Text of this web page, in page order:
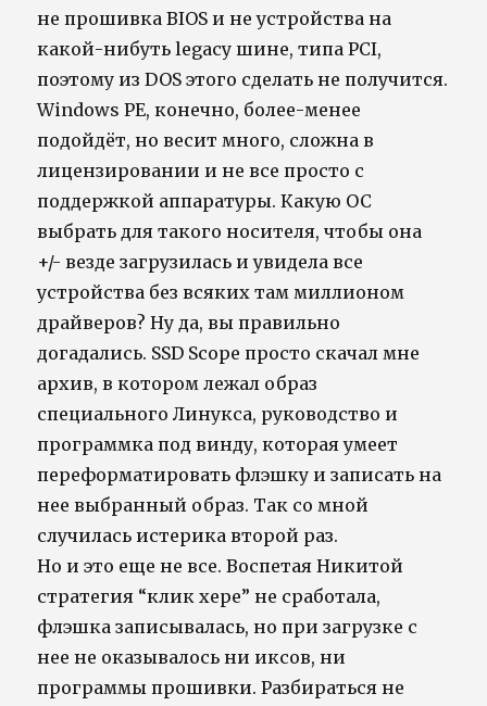
не прошивка BIOS и не устройства на
какой-нибуть legacy шине, типа PCI,
поэтому из DOS этого сделать не получится.
Windows PE, конечно, более-менее
подойдёт, но весит много, сложна в
лицензировании и не все просто с
поддержкой аппаратуры. Какую ОС
выбрать для такого носителя, чтобы она
+/- везде загрузилась и увидела все
устройства без всяких там миллионом
драйверов? Ну да, вы правильно
догадались. SSD Scope просто скачал мне
архив, в котором лежал образ
специального Линукса, руководство и
программка под винду, которая умеет
переформатировать флэшку и записать на
нее выбранный образ. Так со мной
случилась истерика второй раз.
Но и это еще не все. Воспетая Никитой
стратегия “клик хере” не сработала,
флэшка записывалась, но при загрузке с
нее не оказывалось ни иксов, ни
программы прошивки. Разбираться не